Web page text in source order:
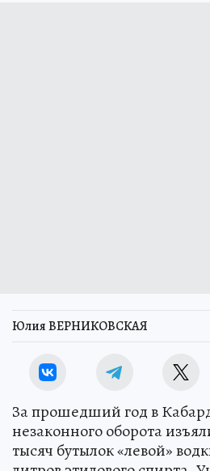
Юлия ВЕРНИКОВСКАЯ
За прошедший год в
незаконного оборота
тысяч бутылок «левой»